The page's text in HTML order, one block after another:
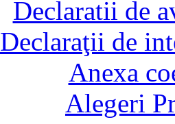
Declaratii de
Declaraţii de
Anexa
Alegeri